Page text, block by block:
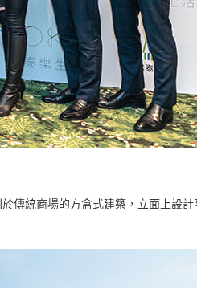
傳統商場的方盒式建築，立面上設計